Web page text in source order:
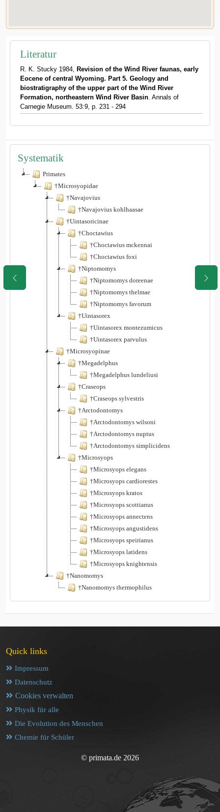
Literatur
R. K. Stucky 1984, Revision of the Wind River faunas, early
Eocene of central Wyoming. Part 5. Geology and
biostratigraphy of the upper part of the Wind River
Formation, northeastern Wind River Basin. Annals of
Carnegie Museum. 53:9, p. 231 - 294
Systematik
Primates
†Microsyopidae
†Navajovius
†Navajovius kohlhaasae
†Uintasoricinae
†Choctawius
†Choctawius mckennai
†Choctawius foxi
†Niptomomys
†Niptomomys doreenae
†Niptomomys thelmae
†Niptomomys favorum
†Uintasorex
†Uintasorex montezumicus
†Uintasorex parvulus
†Microsyopinae
†Megadelphus
†Megadelphus lundeliusi
†Craseops
†Craseops sylvestris
†Arctodontomys
†Arctodontomys wilsoni
†Arctodontomys nuptus
†Arctodontomys simplicidens
†Microsyops
†Microsyops elegans
†Microsyops cardiorestes
†Microsyops kratos
†Microsyops scottianus
†Microsyops annectens
†Microsyops angustidens
†Microsyops speirianus
†Microsyops latidens
†Microsyops knightensis
†Nanomomys
†Nanomomys thermophilus
Quick links
Impressum
Datenschutz
Cookies verwalten
Physik für alle
Die Evolution des Menschen
Chemie für Schüler
© primata.de 2026